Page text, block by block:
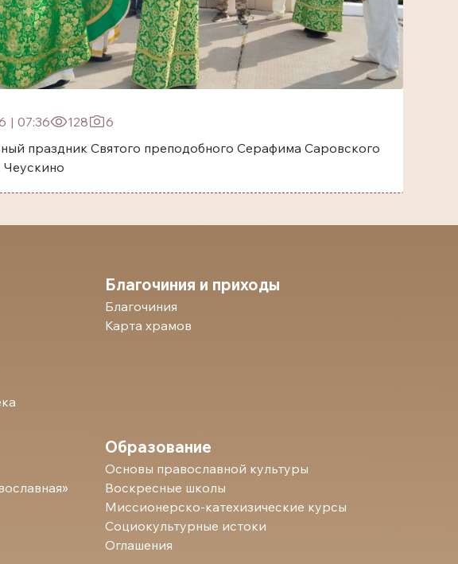
| 07:36 128
6
Святого преподобного Серафима Саровского
Чеускино
Благочиния и приходы
Благочиния
Карта храмов
Образование
Основы православной культуры
Воскресные школы
Миссионерско-катехизические курсы
Социокультурные истоки
Оглашения